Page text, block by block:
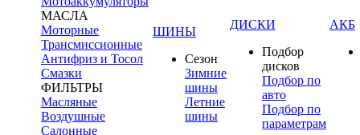
МАСЛА
Моторные
Трансмиссионные
Антифриз и Тосол
Смазки
ФИЛЬТРЫ
Масляные
Воздушные
Салонные
ШИНЫ
Сезон
Зимние
шины
Летние
шины
ДИСКИ
Подбор
дисков
Подбор по
авто
Подбор по
параметрам
АКБ